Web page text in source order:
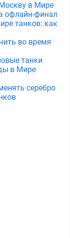
в Мире
офлайн-финал
танков: как
во время
танки
в Мире
серебро